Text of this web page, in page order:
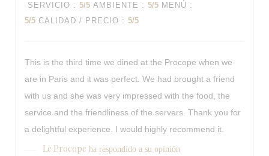
SERVICIO : 5/5 AMBIENTE : 5/5 MENÚ :
5/5 CALIDAD / PRECIO : 5/5
This is the third time we dined at the Procope when we
are in Paris and it was perfect. We had brought a friend
with us and she was very impressed with the food, the
service and the friendliness of the servers. Thank you for
a delightful experience. I would highly recommend it.
Le Procope ha respondido a su opinión